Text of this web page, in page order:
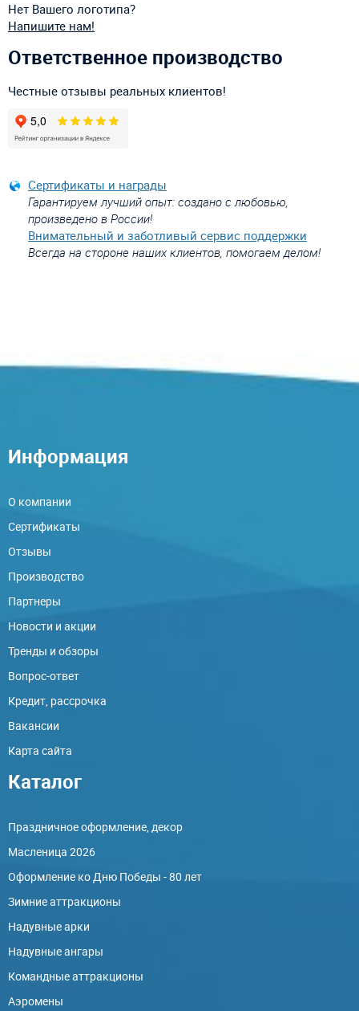
Нет Вашего логотипа?
Напишите нам!
Ответственное производство
Честные отзывы реальных клиентов!
Сертификаты и награды
Гарантируем лучший опыт: создано с любовью,
произведено в России!
Внимательный и заботливый сервис поддержки
Всегда на стороне наших клиентов, помогаем делом!
Информация
О компании
Сертификаты
Отзывы
Производство
Партнеры
Новости и акции
Тренды и обзоры
Вопрос-ответ
Кредит, рассрочка
Вакансии
Карта сайта
Каталог
Праздничное оформление, декор
Масленица 2026
Оформление ко Дню Победы - 80 лет
Зимние аттракционы
Надувные арки
Надувные ангары
Командные аттракционы
Аэромены